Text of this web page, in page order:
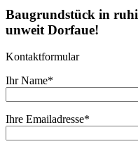
Baugrundstück in
unweit Dorfaue!
Kontaktformular
Ihr Name*
Ihre Emailadresse*